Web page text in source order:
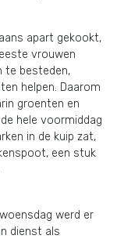
apart gekookt,
vrouwen
te besteden,
helpen. Daarom
groenten en
hele voormiddag
in de kuip zat,
een stuk
werd er
dienst als